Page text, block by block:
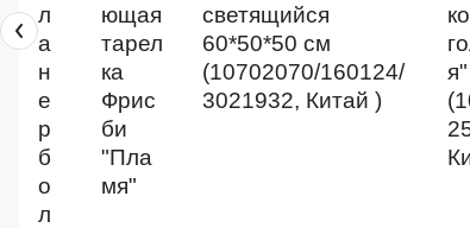
л
а
н
е
р
б
о
л
ющая
тарел
ка
Фрис
би
"Пла
мя"
светящийся
60*50*50 см
(10702070/160124/
3021932, Китай )
я"